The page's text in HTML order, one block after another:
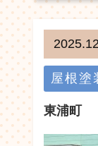
東浦町
屋根塗